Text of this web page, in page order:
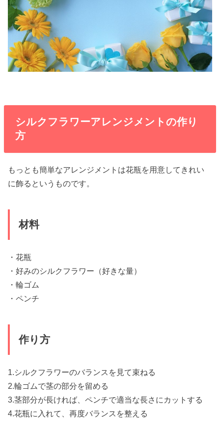
シルクフラワーアレンジメントの作り
方
もっとも簡単なアレンジメントは花瓶を用意してきれい
に飾るというものです。
材料
・花瓶
・好みのシルクフラワー（好きな量）
・輪ゴム
・ペンチ
作り方
1.シルクフラワーのバランスを見て束ねる
2.輪ゴムで茎の部分を留める
3.茎部分が長ければ、ペンチで適当な長さにカットする
4.花瓶に入れて、再度バランスを整える